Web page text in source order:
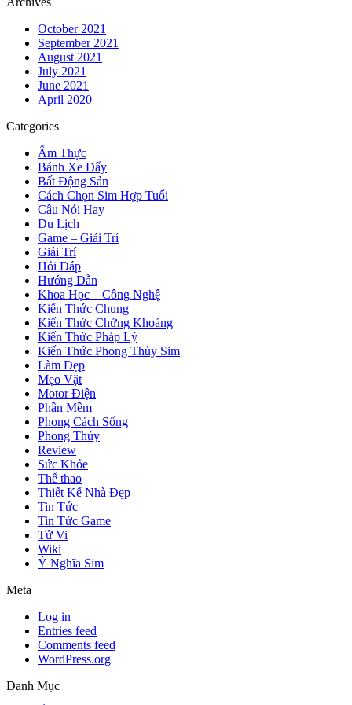
October 2021
September 2021
August 2021
July 2021
June 2021
April 2020
Categories
Ẩm Thực
Bánh Xe Đẩy
Bất Động Sản
Cách Chọn Sim Hợp Tuổi
Câu Nói Hay
Du Lịch
Game – Giải Trí
Giải Trí
Hỏi Đáp
Hướng Dẫn
Khoa Học – Công Nghệ
Kiến Thức Chung
Kiến Thức Chứng Khoáng
Kiến Thức Pháp Lý
Kiến Thức Phong Thủy Sim
Làm Đẹp
Mẹo Vặt
Motor Điện
Phần Mềm
Phong Cách Sống
Phong Thủy
Review
Sức Khỏe
Thể thao
Thiết Kế Nhà Đẹp
Tin Tức
Tin Tức Game
Tử Vi
Wiki
Ý Nghĩa Sim
Meta
Log in
Entries feed
Comments feed
WordPress.org
Danh Mục